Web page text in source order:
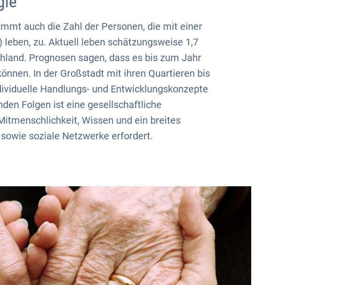
auch die Zahl der Personen, die mit einer
zu. Aktuell leben schätzungsweise 1,7
Prognosen sagen, dass es bis zum Jahr
In der Großstadt mit ihren Quartieren bis
Handlungs- und Entwicklungskonzepte
Folgen ist eine gesellschaftliche
Wissen und ein breites
soziale Netzwerke erfordert.